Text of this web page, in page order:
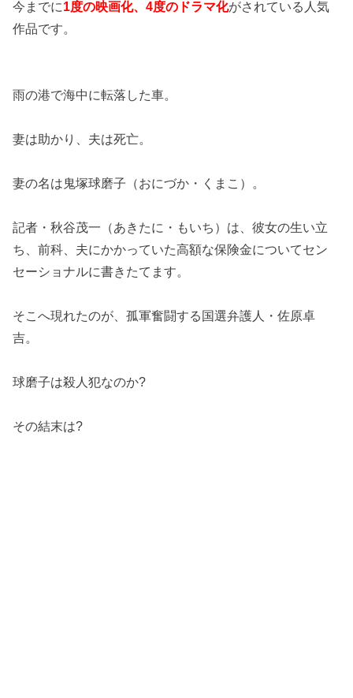
今までに1度の映画化、4度のドラマ化がされている人気
作品です。
雨の港で海中に転落した車。
妻は助かり、夫は死亡。
妻の名は鬼塚球磨子（おにづか・くまこ）。
記者・秋谷茂一（あきたに・もいち）は、彼女の生い立
ち、前科、夫にかかっていた高額な保険金についてセン
セーショナルに書きたてます。
そこへ現れたのが、孤軍奮闘する国選弁護人・佐原卓
吉。
球磨子は殺人犯なのか?
その結末は?